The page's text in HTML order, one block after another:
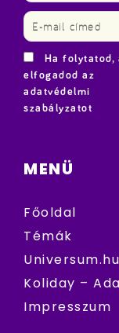
Ha folytatod,
elfogadod az
adatvédelmi
szabályzatot
MENÜ
Főoldal
Témák
Koliday –
Impresszum